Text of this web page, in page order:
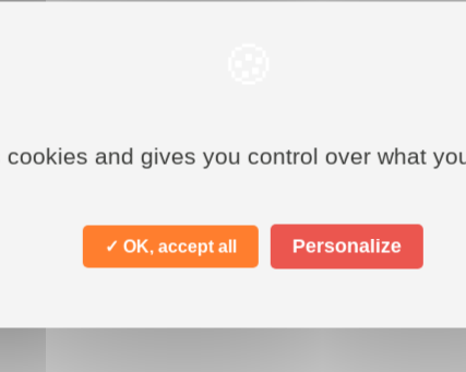
and gives you control over what
✓ OK, accept all Personalize